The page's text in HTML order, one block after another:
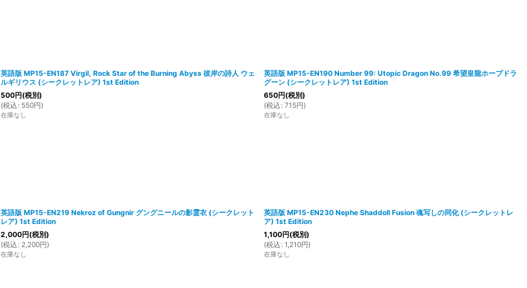
英語版 MP15-EN187 Virgil, Rock Star of the Burning Abyss 彼岸の詩人 ウェ
ルギリウス (シークレットレア) 1st Edition
500円(税別)
(税込 : 550円)
在庫なし
英語版 MP15-EN190 Number 99: Utopic Dragon No.99 希望皇龍ホープドラ
グーン (シークレットレア) 1st Edition
650円(税別)
(税込 : 715円)
在庫なし
英語版 MP15-EN219 Nekroz of Gungnir グングニールの影霊衣 (シークレット
レア) 1st Edition
2,000円(税別)
(税込 : 2,200円)
在庫なし
英語版 MP15-EN230 Nephe Shaddoll Fusion 魂写しの同化 (シークレットレ
ア) 1st Edition
1,100円(税別)
(税込 : 1,210円)
在庫なし